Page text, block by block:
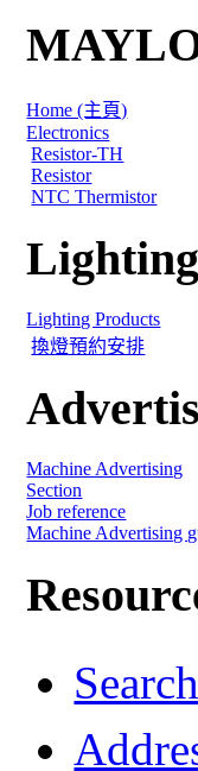
Home (主頁)
Electronics
Resistor-TH
Resistor
NTC Thermistor
Lighting Products
換燈預約安排
Machine Advertising
Section
Job reference
Machine Advertising